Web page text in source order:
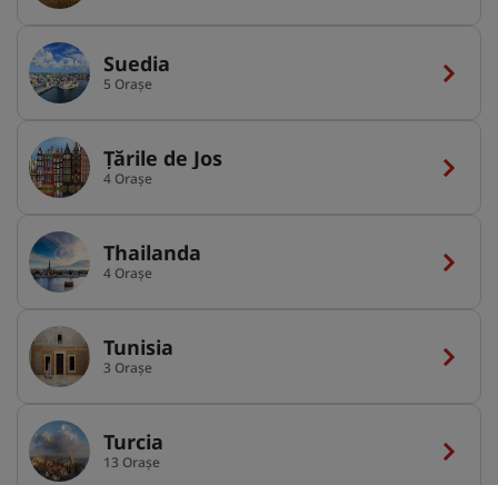
Suedia
5 Orașe
Țările de Jos
4 Orașe
Thailanda
4 Orașe
Tunisia
3 Orașe
Turcia
13 Orașe